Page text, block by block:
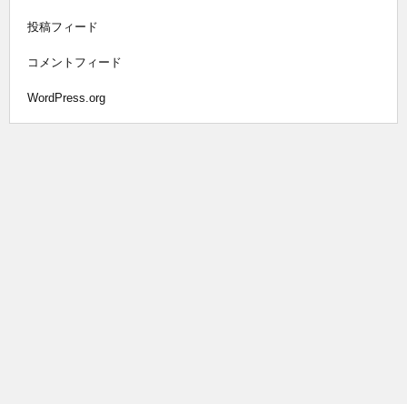
投稿フィード
コメントフィード
WordPress.org